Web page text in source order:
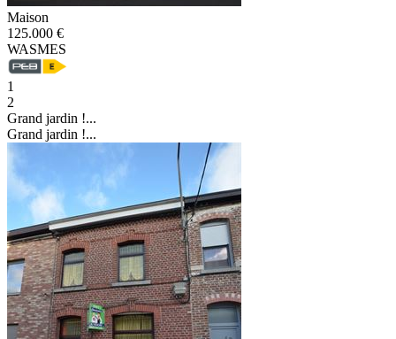
Maison
125.000 €
WASMES
1
2
Grand jardin !...
Grand jardin !...